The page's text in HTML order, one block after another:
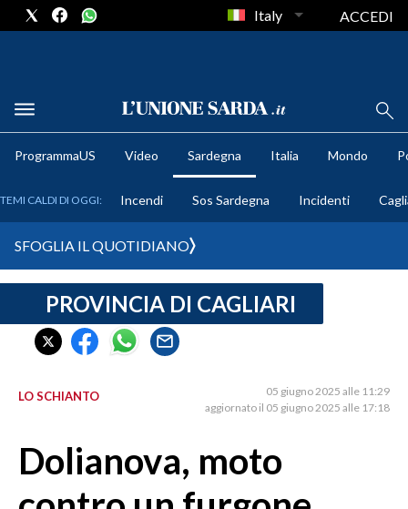
METEO
CRONACA SARDEGNA
CAGLIARI
SULCIS IGLESIENTE
SASSARI E PROVINCIA
GALLURA
Italy ACCEDI
ProgrammaUS Video Sardegna Italia Mondo
TEMI CALDI DI OGGI: Incendi Sos Sardegna Incidenti
SFOGLIA IL QUOTIDIANO
PROVINCIA DI CAGLIARI
LO SCHIANTO
05 giugno 2025 alle 11:29
aggiornato il 05 giugno 2025 alle 17:18
Dolianova, moto